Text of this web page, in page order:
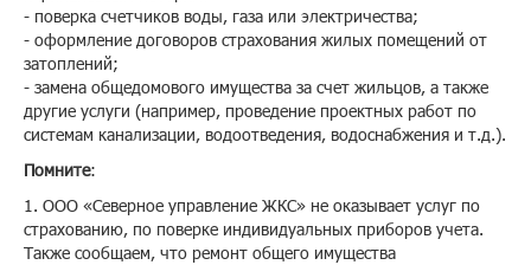
- поверка счетчиков воды, газа или электричества;
- оформление договоров страхования жилых помещений от
затоплений;
- замена общедомового имущества за счет жильцов, а также
другие услуги (например, проведение проектных работ по
системам канализации, водоотведения, водоснабжения и т.д.).
Помните:
1. ООО «Северное управление ЖКС» не оказывает услуг по
страхованию, по поверке индивидуальных приборов учета.
Также сообщаем, что ремонт общего имущества